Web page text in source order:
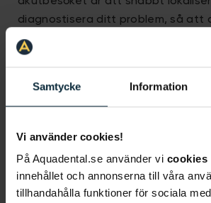
Samtycke Information
Vi använder cookies!
På Aquadental.se använder vi cookies
innehållet och annonserna till våra
tillhandahålla funktioner för sociala
diagnostisera ditt problem, så att
hjälp så fort som möjligt. Ofta
göra en provisorisk lösning för att
lagning eller behandling. Det kan
tappat en del av en tand.
ordinarie tandläkarbesök, då den
ofta kräver en